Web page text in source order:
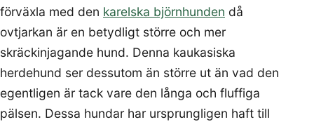
förväxla med den karelska björnhunden då
ovtjarkan är en betydligt större och mer
skräckinjagande hund. Denna kaukasiska
herdehund ser dessutom än större ut än vad den
egentligen är tack vare den långa och fluffiga
pälsen. Dessa hundar har ursprungligen haft till